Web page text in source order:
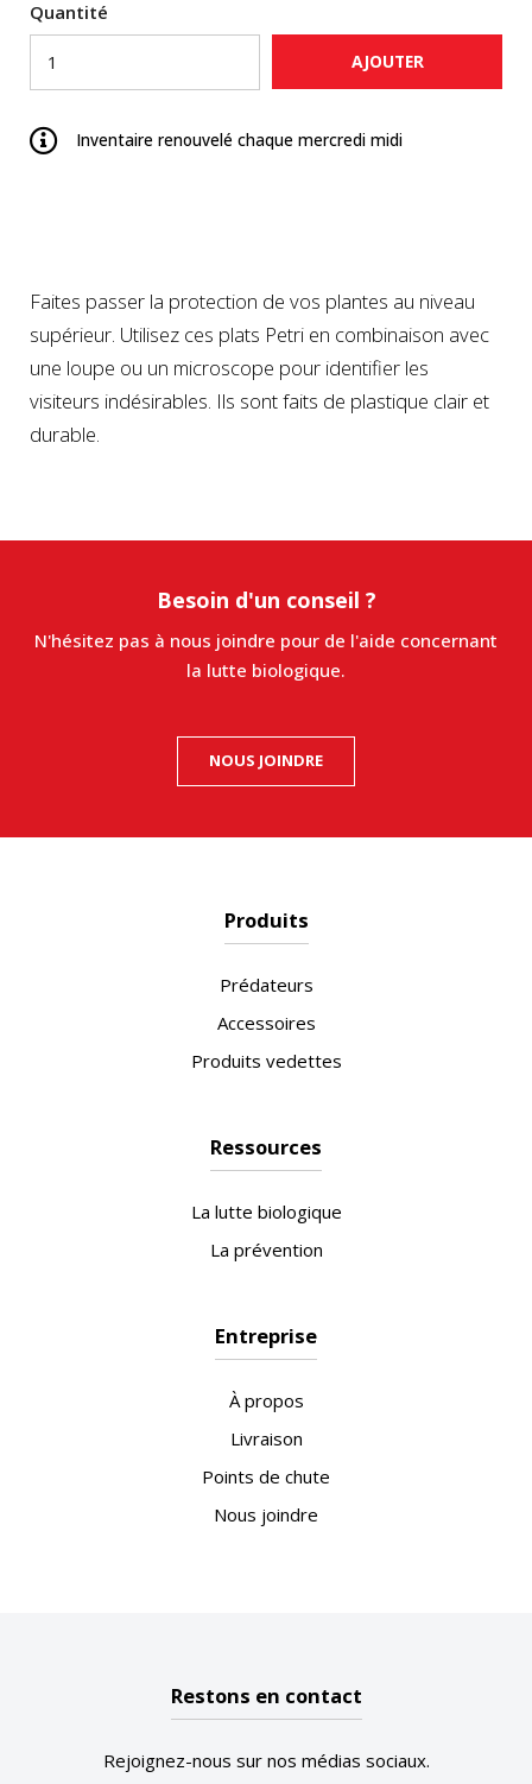
Quantité
AJOUTER
Inventaire renouvelé chaque mercredi midi
Faites passer la protection de vos plantes au niveau
supérieur. Utilisez ces plats Petri en combinaison avec
une loupe ou un microscope pour identifier les
visiteurs indésirables. Ils sont faits de plastique clair et
durable.
Besoin d'un conseil ?
N'hésitez pas à nous joindre pour de l'aide concernant
la lutte biologique.
NOUS JOINDRE
Produits
Prédateurs
Accessoires
Produits vedettes
Ressources
La lutte biologique
La prévention
Entreprise
À propos
Livraison
Points de chute
Nous joindre
Restons en contact
Rejoignez-nous sur nos médias sociaux.